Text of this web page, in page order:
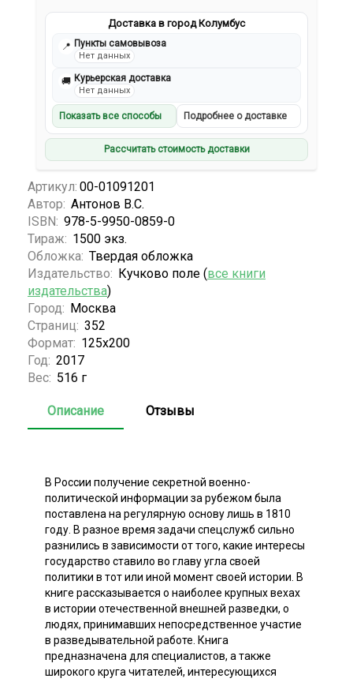
Доставка в город Колумбус
📍 Пункты самовывоза
Нет данных
🚚 Курьерская доставка
Нет данных
Показать все способы Подробнее о доставке
Рассчитать стоимость доставки
Артикул: 00-01091201
Автор: Антонов В.С.
ISBN: 978-5-9950-0859-0
Тираж: 1500 экз.
Обложка: Твердая обложка
Издательство: Кучково поле (все книги
издательства)
Город: Москва
Страниц: 352
Формат: 125х200
Год: 2017
Вес: 516 г
Описание Отзывы
В России получение секретной военно-
политической информации за рубежом была
поставлена на регулярную основу лишь в 1810
году. В разное время задачи спецслужб сильно
разнились в зависимости от того, какие интересы
государство ставило во главу угла своей
политики в тот или иной момент своей истории. В
книге рассказывается о наиболее крупных вехах
в истории отечественной внешней разведки, о
людях, принимавших непосредственное участие
в разведывательной работе. Книга
предназначена для специалистов, а также
широкого круга читателей, интересующихся